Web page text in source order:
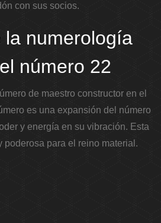
con sus socios.
la numerología
número 22
de maestro constructor en el
es una expansión del número
y energía en su vibración. Esta
poderosa para el reino material.